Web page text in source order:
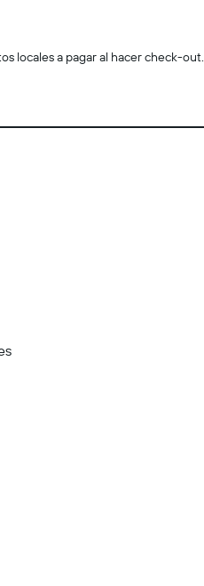
locales a pagar al hacer check-out.